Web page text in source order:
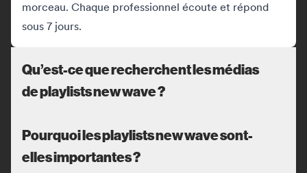
morceau. Chaque professionnel écoute et répond
sous 7 jours.
Qu’est-ce que recherchent les médias
de playlists new wave ?
Pourquoi les playlists new wave sont-
elles importantes ?